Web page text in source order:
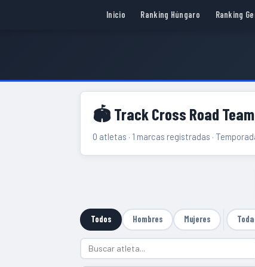
Inicio Ranking Húngaro Ranking
🏟 Track Cross Road
0 atletas · 1 marcas registradas ·
Todos Hombres Mujeres